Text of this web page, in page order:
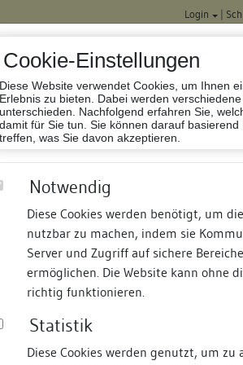
Cookie-Einstellungen
Diese Website verwendet Cookies, um Ihnen
Erlebnis zu bieten. Dabei werden
unterschieden. Nachfolgend erfahren Sie,
damit für Sie tun. Sie können darauf basierend
treffen, was Sie davon akzeptieren.
Notwendig
Diese Cookies werden benötigt, um
nutzbar zu machen, indem sie
Server und Zugriff auf sichere
ermöglichen. Die Website kann ohne
richtig funktionieren.
Statistik
Diese Cookies werden genutzt, um zu
Login |
Termine Suche Freie